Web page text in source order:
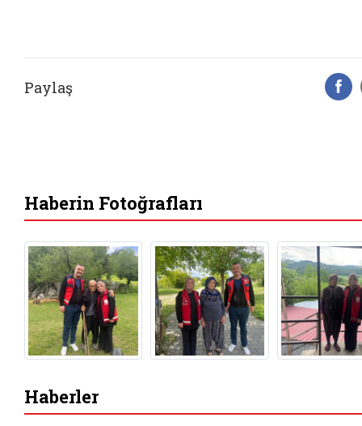
Paylaş
Haberin Fotoğrafları
Haberler